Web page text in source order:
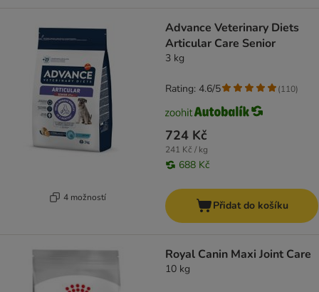
4 možností
Advance Veterinary Diets
Articular Care Senior
3 kg
724 Kč
241 Kč / kg
688 Kč
Rating: 4.6/5 (110)
Přidat do košíku
Royal Canin Maxi Joint Care
10 kg